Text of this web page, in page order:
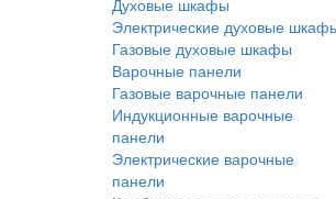
Духовые шкафы
Электрические духовые
Газовые духовые шкафы
Варочные панели
Газовые варочные панели
Индукционные варочные
панели
Электрические варочные
панели